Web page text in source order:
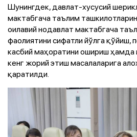
Шунингдек, давлат-хусусий
мактабгача таълим
оилавий нодавлат мактабгача
фаолиятини сифатли йўлга қўйиш,
касбий маҳоратини ошириш ҳамда
кенг жорий этиш масалаларига
қаратилди.